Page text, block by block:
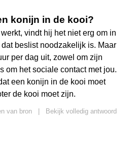
konijn in de kooi?
vindt hij het niet erg om in
beslist noodzakelijk is. Maar
per dag uit, zowel om zijn
om het sociale contact met jou.
een konijn in de kooi moet
de kooi moet zijn.
van bron
Bekijk volledig antwoord